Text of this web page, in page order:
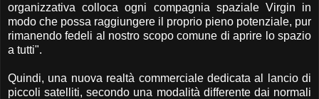
organizzativa colloca ogni compagnia spaziale Virgin in
modo che possa raggiungere il proprio pieno potenziale, pur
rimanendo fedeli al nostro scopo comune di aprire lo spazio
a tutti".
Quindi, una nuova realtà commerciale dedicata al lancio di
piccoli satelliti, secondo una modalità differente dai normali